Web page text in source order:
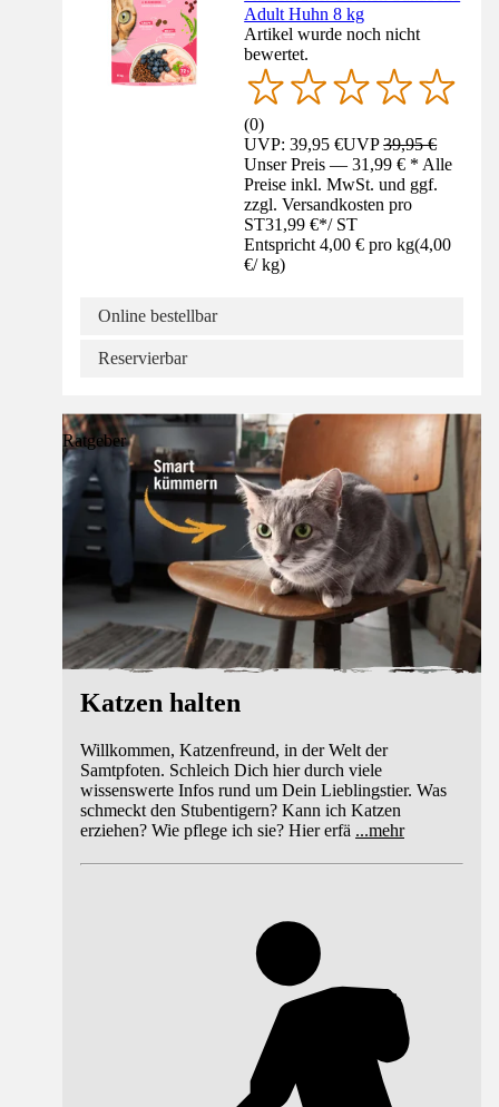
Adult Huhn 8 kg
Artikel wurde noch nicht
bewertet.
(0)
UVP: 39,95 €UVP39,95 €
Unser Preis — 31,99 € * Alle
Preise inkl. MwSt. und ggf.
zzgl. Versandkosten pro
ST31,99 €*/ ST
Entspricht 4,00 € pro kg(4,00
€/ kg)
Online bestellbar
Reservierbar
Ratgeber
Katzen halten
Willkommen, Katzenfreund, in der Welt der
Samtpfoten. Schleich Dich hier durch viele
wissenswerte Infos rund um Dein Lieblingstier. Was
schmeckt den Stubentigern? Kann ich Katzen
erziehen? Wie pflege ich sie? Hier erfä ...mehr